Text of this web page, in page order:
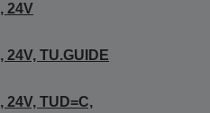
24V
24V, TU.GUIDE
24V, TUD=C,